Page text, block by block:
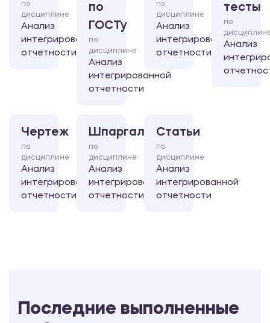
по
дисциплине
Анализ
интегрированной
отчетности
по
ГОСТу
по
дисциплине
Анализ
интегрированной
отчетности
по
дисциплине
Анализ
интегрированной
отчетности
тесты
по
Анализ
Чертеж
по
дисциплине
Анализ
интегрированной
отчетности
Шпаргалка
по
дисциплине
Анализ
интегрированной
отчетности
Статьи
по
дисциплине
Анализ
интегрированной
отчетности
Последние выполненные